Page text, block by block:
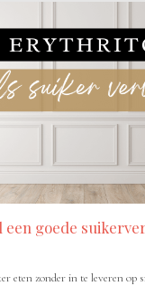
goede
eten zonder in te leveren op